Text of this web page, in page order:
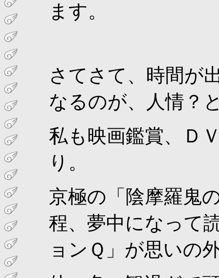
ます。
さてさて、時間が
なるのが、人情？
私も映画鑑賞、Ｄ
り。
京極の「陰摩羅鬼
程、夢中になって
ョンＱ」が思いの